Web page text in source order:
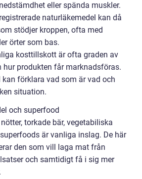
eller spända muskler.
naturläkemedel kan då
stödjer kroppen, ofta med
örter som bas.
kosttillskott är ofta graden av
hur produkten får marknadsföras.
kan förklara vad som är vad och
situation.
och superfood
torkade bär, vegetabiliska
är vanliga inslag. De här
den som vill laga mat från
och samtidigt få i sig mer